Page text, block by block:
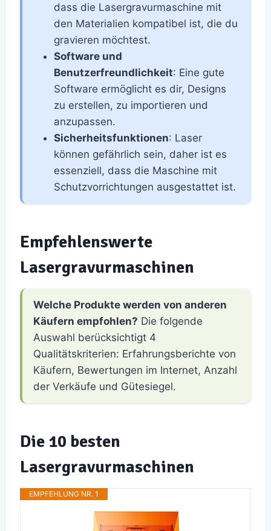
dass die Lasergravurmaschine mit
den Materialien kompatibel ist, die du
gravieren möchtest.
Software und
Benutzerfreundlichkeit: Eine gute
Software ermöglicht es dir, Designs
zu erstellen, zu importieren und
anzupassen.
Sicherheitsfunktionen: Laser
können gefährlich sein, daher ist es
essenziell, dass die Maschine mit
Schutzvorrichtungen ausgestattet ist.
Empfehlenswerte
Lasergravurmaschinen
Welche Produkte werden von anderen
Käufern empfohlen? Die folgende
Auswahl berücksichtigt 4
Qualitätskriterien: Erfahrungsberichte von
Käufern, Bewertungen im Internet, Anzahl
der Verkäufe und Gütesiegel.
Die 10 besten
Lasergravurmaschinen
EMPFEHLUNG NR. 1